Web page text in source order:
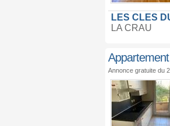
LES CLES
LA CRAU
Annonce gratuite du